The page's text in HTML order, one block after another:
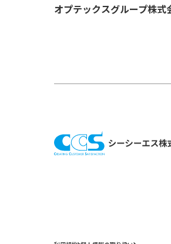
オプテックスグループ株式